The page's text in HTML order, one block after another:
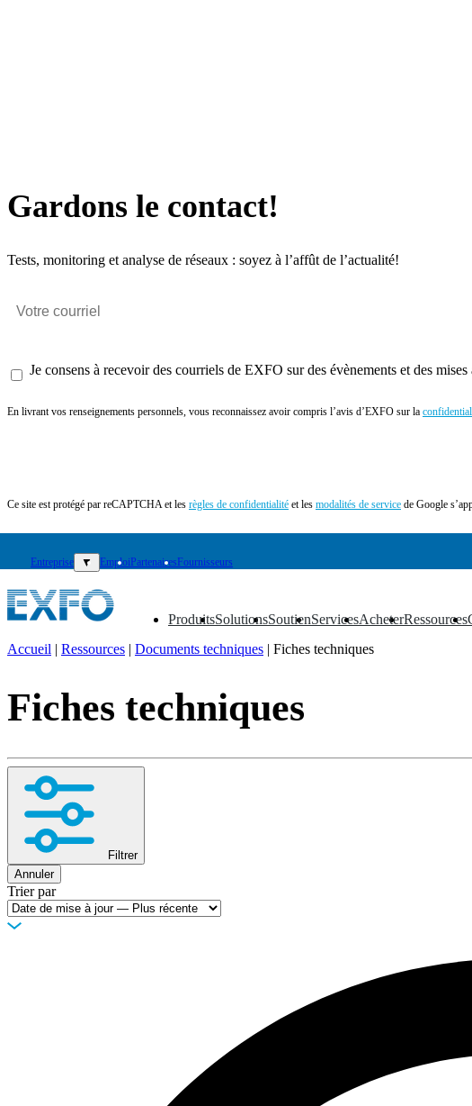
Gardons le contact!
Tests, monitoring et analyse de réseaux : soyez à l’affût de l’actualité!
Je consens à recevoir des courriels de EXFO sur des évènements et des
En livrant vos renseignements personnels, vous reconnaissez avoir compris l’avis d’EXFO sur la
Ce site est protégé par reCAPTCHA et les règles de confidentialité et les modalités de service de Google
Entreprise ▼ EmploiPartenairesFournisseurs
Produits
▼ Solutions
▼ Soutien
▼ Services
▼ Acheter
▼ Ressources
▼
Produits
Solutions
Services
Acheter
Ressources
Contactez-
nous
S'enregistrer
Se
Accueil | Ressources | Documents techniques | Fiches techniques
Fiches techniques
Filtrer
Annuler
Trier par